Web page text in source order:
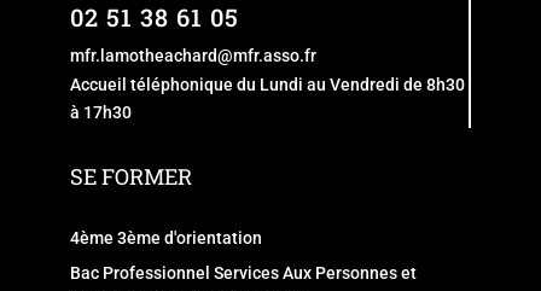
02 51 38 61 05
mfr.lamotheachard@mfr.asso.fr
Accueil téléphonique du Lundi au Vendredi de 8h30
à 17h30
SE FORMER
4ème 3ème d'orientation
Bac Professionnel Services Aux Personnes et